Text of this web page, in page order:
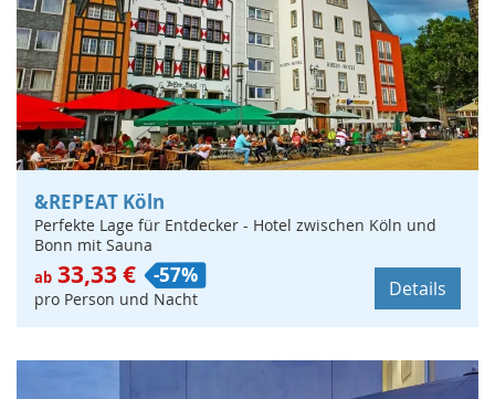
&REPEAT Köln
Perfekte Lage für Entdecker - Hotel zwischen Köln und
Bonn mit Sauna
ab 33,33 € -57%
pro Person und Nacht Details